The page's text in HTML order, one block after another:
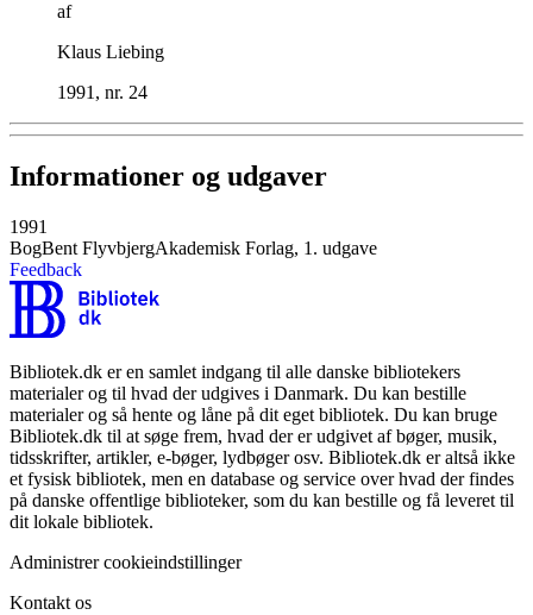
af
Klaus Liebing
1991, nr. 24
Informationer og udgaver
1991
BogBent FlyvbjergAkademisk Forlag, 1. udgave
Feedback
Bibliotek.dk er en samlet indgang til alle danske bibliotekers
materialer og til hvad der udgives i Danmark. Du kan bestille
materialer og så hente og låne på dit eget bibliotek. Du kan bruge
Bibliotek.dk til at søge frem, hvad der er udgivet af bøger, musik,
tidsskrifter, artikler, e-bøger, lydbøger osv. Bibliotek.dk er altså ikke
et fysisk bibliotek, men en database og service over hvad der findes
på danske offentlige biblioteker, som du kan bestille og få leveret til
dit lokale bibliotek.
Administrer cookieindstillinger
Kontakt os